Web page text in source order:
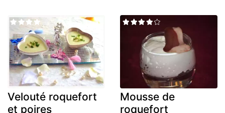
Velouté roquefort
et poires
Mousse de
roquefort